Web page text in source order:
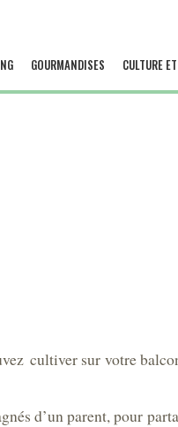
GOURMANDISES CULTURE
cultiver sur votre
d’un parent, pour